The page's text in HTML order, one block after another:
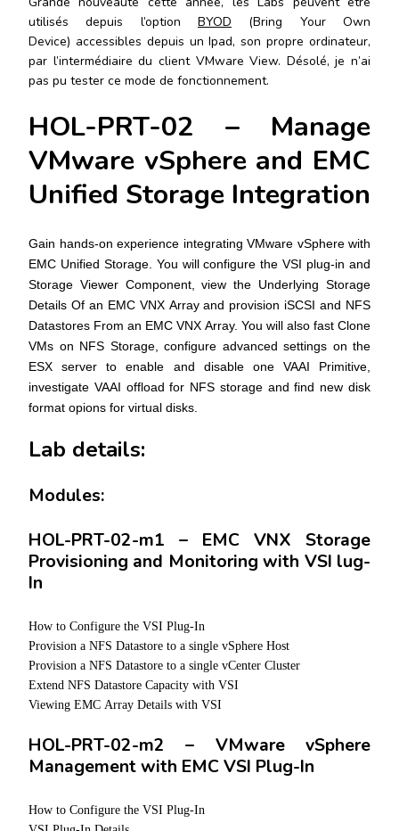
utilisés depuis l’option BYOD (Bring Your Own
Device) accessibles depuis un Ipad, son propre ordinateur,
par l’intermédiaire du client VMware View. Désolé, je n’ai
pas pu tester ce mode de fonctionnement.
HOL-PRT-02 – Manage
VMware vSphere and EMC
Unified Storage Integration
Gain hands-on experience integrating VMware vSphere with
EMC Unified Storage. You will configure the VSI plug-in and
Storage Viewer Component, view the Underlying Storage
Details Of an EMC VNX Array and provision iSCSI and NFS
Datastores From an EMC VNX Array. You will also fast Clone
VMs on NFS Storage, configure advanced settings on the
ESX server to enable and disable one VAAI Primitive,
investigate VAAI offload for NFS storage and find new disk
format opions for virtual disks.
Lab details:
Modules:
HOL-PRT-02-m1 – EMC VNX Storage
Provisioning and Monitoring with VSI lug-
In
How to Configure the VSI Plug-In
Provision a NFS Datastore to a single vSphere Host
Provision a NFS Datastore to a single vCenter Cluster
Extend NFS Datastore Capacity with VSI
Viewing EMC Array Details with VSI
HOL-PRT-02-m2 – VMware vSphere
Management with EMC VSI Plug-In
How to Configure the VSI Plug-In